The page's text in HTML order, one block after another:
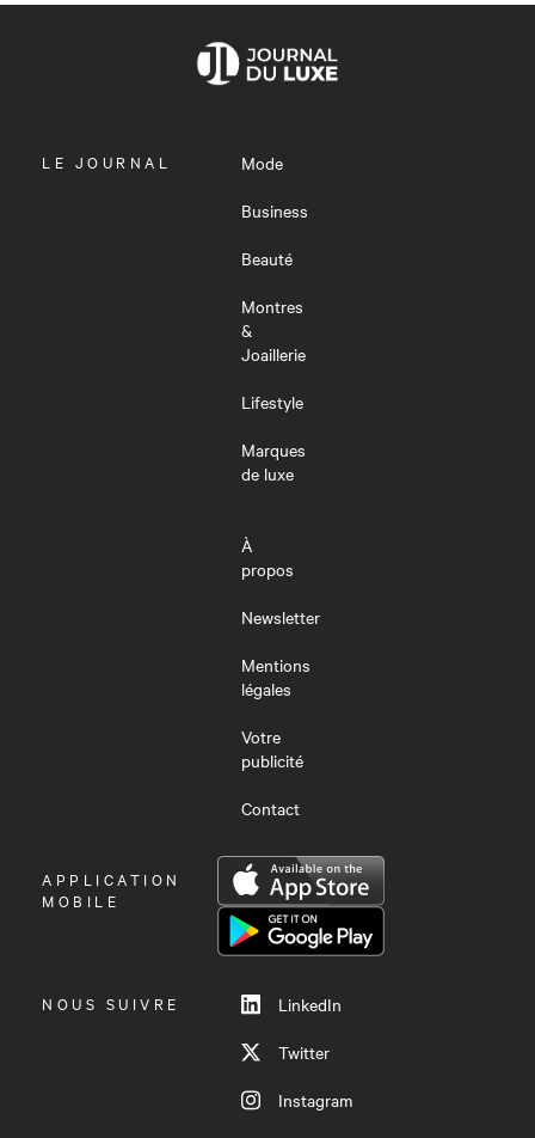
OUVRIR
LE JOURNAL
Mode
Business
Beauté
Montres
&
Joaillerie
Lifestyle
Marques
de luxe
À
propos
Newsletter
Mentions
légales
Votre
publicité
Contact
OUVRIR
LE
APPLICATION
MOBILE
NOUS SUIVRE
LinkedIn
Twitter
Instagram